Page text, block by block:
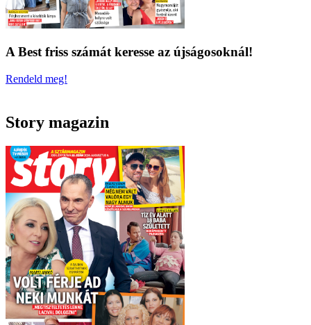
A Best friss számát keresse az újságosoknál!
Rendeld meg!
Story magazin